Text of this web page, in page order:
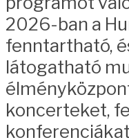
2026-ban a
fenntartható,
látogatható
koncerteket,